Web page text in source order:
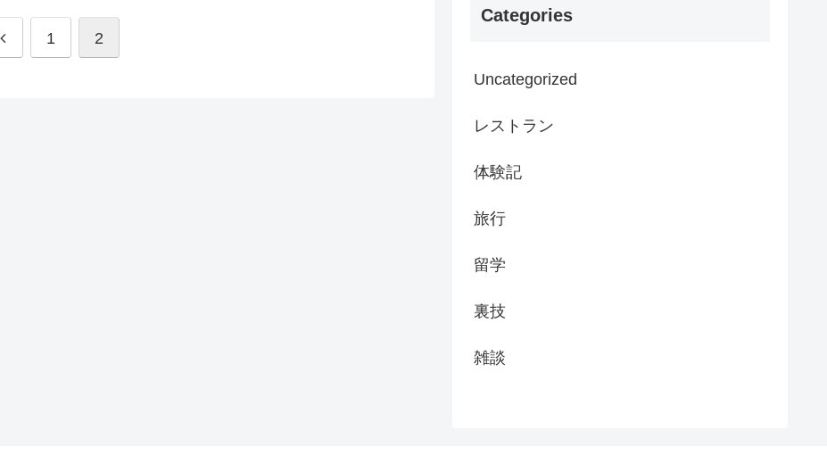
1 2
Categories
Uncategorized
レストラン
体験記
旅行
留学
裏技
雑談